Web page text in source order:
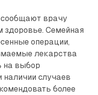
врачу
Семейная
операции,
лекарства
на выбор
наличии случаев
более